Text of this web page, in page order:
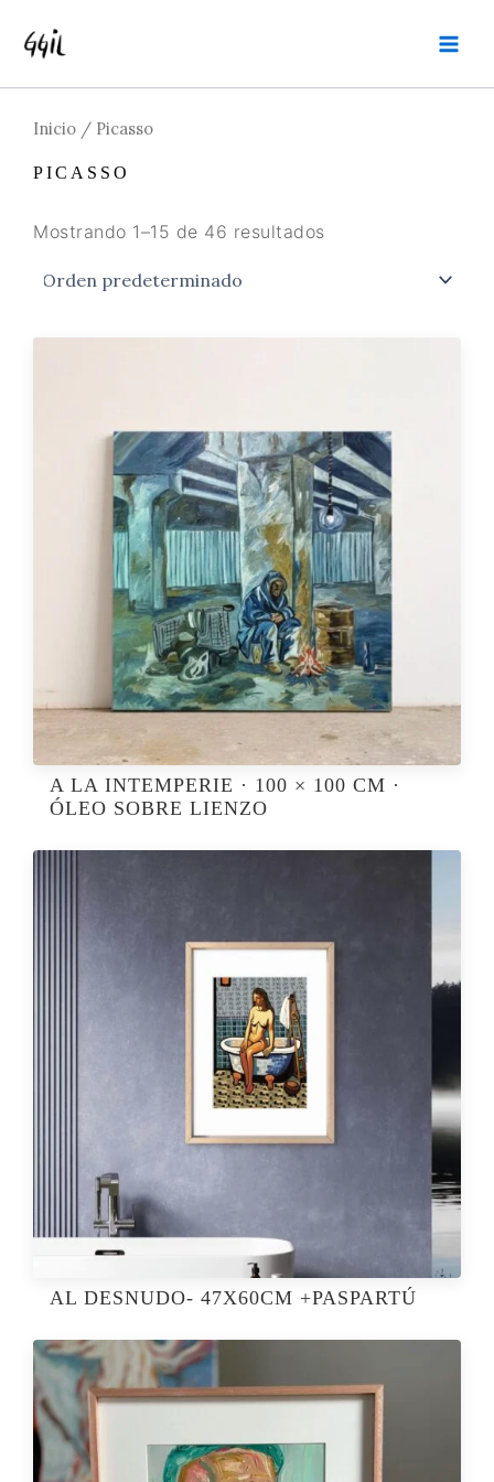
Inicio / Picasso
PICASSO
Mostrando 1–15 de 46 resultados
A LA INTEMPERIE · 100 × 100 CM ·
ÓLEO SOBRE LIENZO
AL DESNUDO- 47X60CM +PASPARTÚ